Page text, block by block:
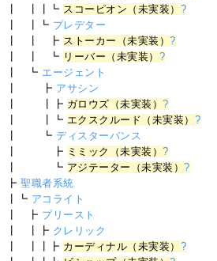
┃ ┃┃┗ スコーピオン（未実装） ?
┃ ┃┗ プレデター
┃ ┃ ┣ ストーカー（未実装）?
┃ ┃ ┗ リーバー（未実装） ?
┃ ┗ エージェント
┃ ┣ アサシン
┃ ┃┣ ガロウズ（未実装）?
┃ ┃┗ エクスクルード（未実装） ?
┃ ┗ディスターバンス
┃ ┣ ミミック（未実装）?
┃ ┗ アジテーター（未実装）?
┣聖職者系統
┃┗ アコライト
┃ ┣ プリースト
┃ ┃┣ クレリック
┃ ┃┃┣ カーディナル（未実装） ?